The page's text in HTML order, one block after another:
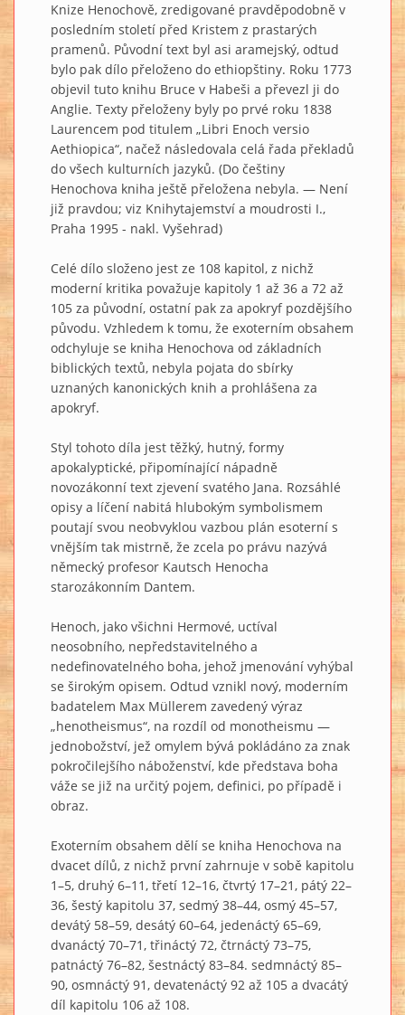
Knize Henochově, zredigované pravděpodobně v
posledním století před Kristem z prastarých
pramenů. Původní text byl asi aramejský, odtud
bylo pak dílo přeloženo do ethiopštiny. Roku 1773
objevil tuto knihu Bruce v Habeši a převezl ji do
Anglie. Texty přeloženy byly po prvé roku 1838
Laurencem pod titulem „Libri Enoch versio
Aethiopica“, načež následovala celá řada překladů
do všech kulturních jazyků. (Do češtiny
Henochova kniha ještě přeložena nebyla. — Není
již pravdou; viz Knihytajemství a moudrosti I.,
Praha 1995 - nakl. Vyšehrad)
Celé dílo složeno jest ze 108 kapitol, z nichž
moderní kritika považuje kapitoly 1 až 36 a 72 až
105 za původní, ostatní pak za apokryf pozdějšího
původu. Vzhledem k tomu, že exoterním obsahem
odchyluje se kniha Henochova od základních
biblických textů, nebyla pojata do sbírky
uznaných kanonických knih a prohlášena za
apokryf.
Styl tohoto díla jest těžký, hutný, formy
apokalyptické, připomínající nápadně
novozákonní text zjevení svatého Jana. Rozsáhlé
opisy a líčení nabitá hlubokým symbolismem
poutají svou neobvyklou vazbou plán esoterní s
vnějším tak mistrně, že zcela po právu nazývá
německý profesor Kautsch Henocha
starozákonním Dantem.
Henoch, jako všichni Hermové, uctíval
neosobního, nepředstavitelného a
nedefinovatelného boha, jehož jmenování vyhýbal
se širokým opisem. Odtud vznikl nový, moderním
badatelem Max Müllerem zavedený výraz
„henotheismus“, na rozdíl od monotheismu —
jednobožství, jež omylem bývá pokládáno za znak
pokročilejšího náboženství, kde představa boha
váže se již na určitý pojem, definici, po případě i
obraz.
Exoterním obsahem dělí se kniha Henochova na
dvacet dílů, z nichž první zahrnuje v sobě kapitolu
1–5, druhý 6–11, třetí 12–16, čtvrtý 17–21, pátý 22–
36, šestý kapitolu 37, sedmý 38–44, osmý 45–57,
devátý 58–59, desátý 60–64, jedenáctý 65–69,
dvanáctý 70–71, třináctý 72, čtrnáctý 73–75,
patnáctý 76–82, šestnáctý 83–84. sedmnáctý 85–
90, osmnáctý 91, devatenáctý 92 až 105 a dvacátý
díl kapitolu 106 až 108.